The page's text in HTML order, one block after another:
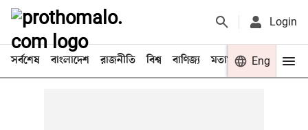
Login
সর্বশেষ বাংলাদেশ রাজনীতি বিশ্ব বাণিজ্য মতামত খেলা
Eng